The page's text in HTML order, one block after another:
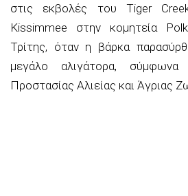
στις εκβολές του Tiger
Kissimmee στην κομητεία
Τρίτης, όταν η βάρκα
μεγάλο αλιγάτορα,
Προστασίας Αλιείας και Άγριας